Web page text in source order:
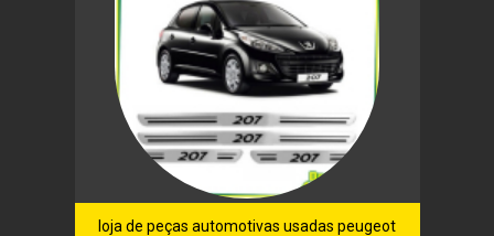
loja de peças automotivas usadas peugeot